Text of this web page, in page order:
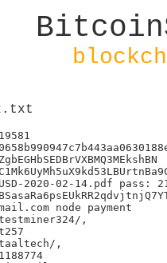
2020-02-14.pdf pass:
node payment
,
taaltech/,